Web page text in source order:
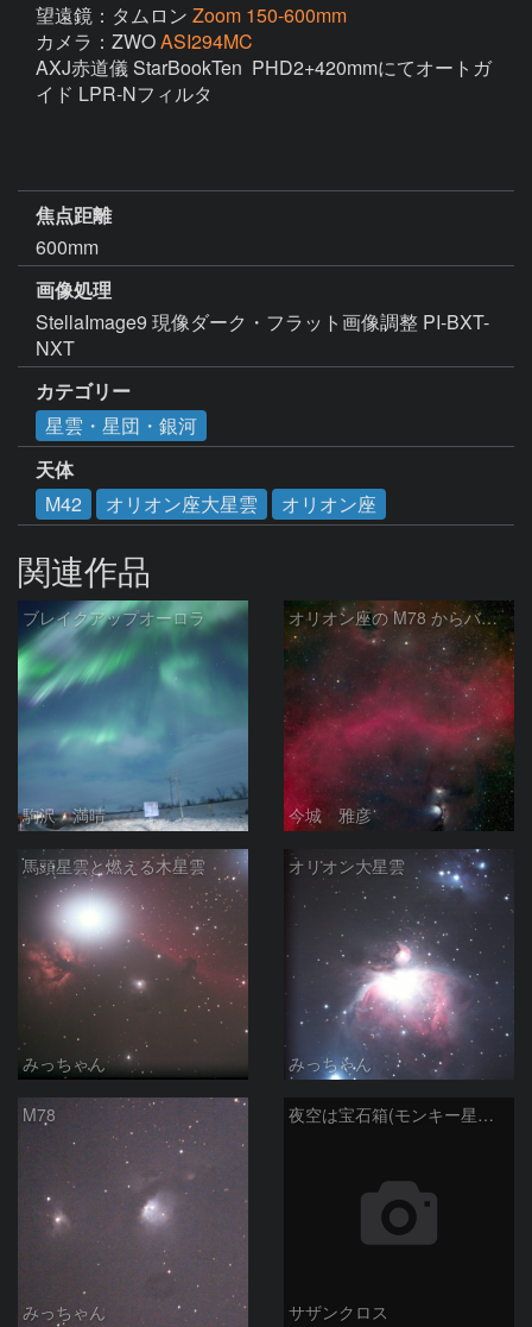
望遠鏡：タムロン Zoom 150-600mm
カメラ：ZWOASI294MC
AXJ赤道儀 StarBookTen  PHD2+420mmにてオートガ
イド LPR-Nフィルタ
焦点距離
600mm
画像処理
StellaImage9 現像ダーク・フラット画像調整 PI-BXT-
NXT
カテゴリー
星雲・星団・銀河
天体
M42
オリオン座大星雲 オリオン座
関連作品
ブレイクアップオーロラ
駒沢 満晴
オリオン座の M78 からバーナードループをまたいで LDN1622あたり
今城 雅彦
馬頭星雲と燃える木星雲
みっちゃん
オリオン大星雲
みっちゃん
M78
みっちゃん
夜空は宝石箱(モンキー星雲 NGC2174) Seestar50
サザンクロス